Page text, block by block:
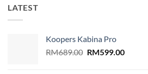
LATEST
Koopers Kabina Pro
RM689.00 Original
RM599.00Current